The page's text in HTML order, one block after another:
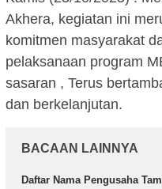
Akhera, kegiatan ini
komitmen masyarakat
pelaksanaan program
sasaran , Terus
dan berkelanjutan.
BACAAN LAINNYA
Daftar Nama Pengusaha